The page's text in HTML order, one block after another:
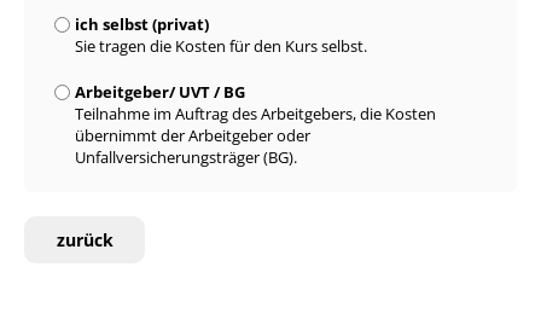
ich selbst (privat)
Sie tragen die Kosten für den Kurs selbst.
Arbeitgeber/ UVT / BG
Teilnahme im Auftrag des Arbeitgebers, die Kosten
übernimmt der Arbeitgeber oder
Unfallversicherungsträger (BG).
zurück